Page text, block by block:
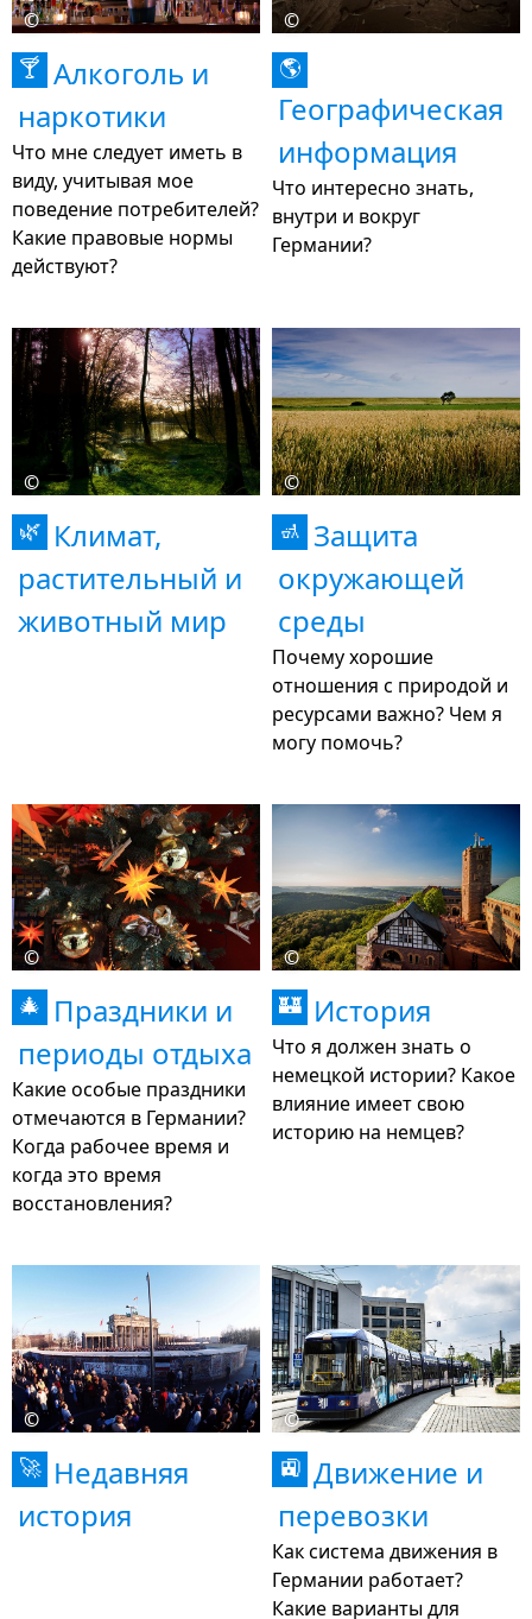
©
🍸 Алкоголь и
наркотики
Что мне следует иметь в
виду, учитывая мое
поведение потребителей?
Какие правовые нормы
действуют?
©
🌎
Географическая
информация
Что интересно знать,
внутри и вокруг
Германии?
©
🌿
Климат,
растительный и
животный мир
©
🚮 Защита
окружающей
среды
Почему хорошие
отношения с природой и
ресурсами важно? Чем я
могу помочь?
©
🎄
Праздники и
периоды отдыха
Какие особые праздники
отмечаются в Германии?
Когда рабочее время и
когда это время
восстановления?
©
🏰 История
Что я должен знать о
немецкой истории? Какое
влияние имеет свою
историю на немцев?
©
🚀 Недавняя
история
©
🚉 Движение и
перевозки
Как система движения в
Германии работает?
Какие варианты для